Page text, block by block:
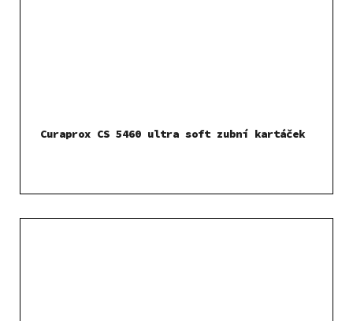
Curaprox CS 5460 ultra soft zubní kartáček